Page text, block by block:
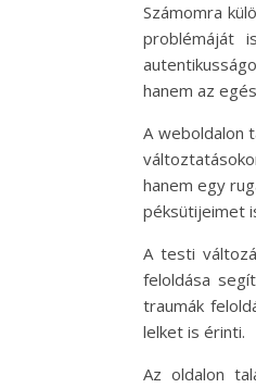
Számomra
problémáját
hanem az
A weboldalon
hanem egy
péksütijeimet
A testi
feloldása
traumák
lelket is érinti.
Az oldalon